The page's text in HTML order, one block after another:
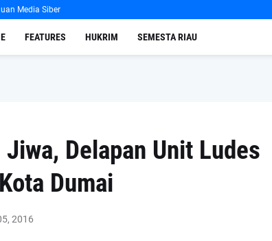
Media Siber
FEATURES HUKRIM SEMESTA RIAU
Delapan Unit Ludes
Dumai
2016